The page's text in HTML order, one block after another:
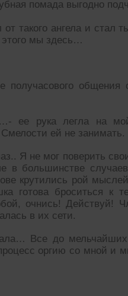
помада выгодно
такого ангела и стал
этого мы здесь…
получасового
ее рука легла на мой
ей не занимать.
Я не мог поверить
в большинстве
крутились рой
готова броситься
очнись! Действуй!
в их сети.
Все до мельчайших
оргию со мной и